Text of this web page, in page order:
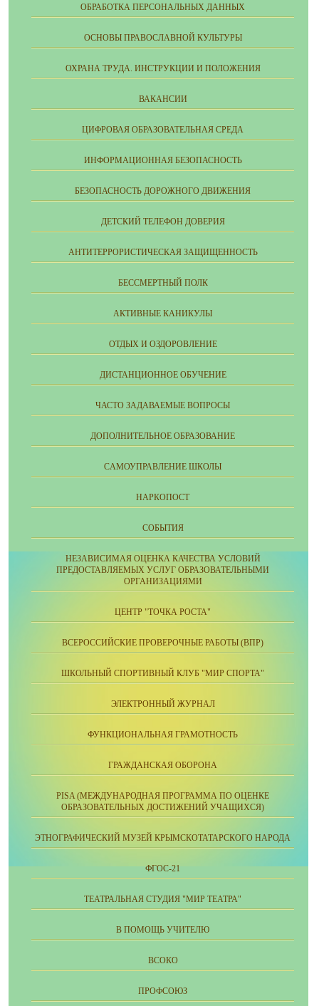
ОБРАБОТКА ПЕРСОНАЛЬНЫХ ДАННЫХ
ОСНОВЫ ПРАВОСЛАВНОЙ КУЛЬТУРЫ
ОХРАНА ТРУДА. ИНСТРУКЦИИ И ПОЛОЖЕНИЯ
ВАКАНСИИ
ЦИФРОВАЯ ОБРАЗОВАТЕЛЬНАЯ СРЕДА
ИНФОРМАЦИОННАЯ БЕЗОПАСНОСТЬ
БЕЗОПАСНОСТЬ ДОРОЖНОГО ДВИЖЕНИЯ
ДЕТСКИЙ ТЕЛЕФОН ДОВЕРИЯ
АНТИТЕРРОРИСТИЧЕСКАЯ ЗАЩИЩЕННОСТЬ
БЕССМЕРТНЫЙ ПОЛК
АКТИВНЫЕ КАНИКУЛЫ
ОТДЫХ И ОЗДОРОВЛЕНИЕ
ДИСТАНЦИОННОЕ ОБУЧЕНИЕ
ЧАСТО ЗАДАВАЕМЫЕ ВОПРОСЫ
ДОПОЛНИТЕЛЬНОЕ ОБРАЗОВАНИЕ
CАМОУПРАВЛЕНИЕ ШКОЛЫ
НАРКОПОСТ
СОБЫТИЯ
НЕЗАВИСИМАЯ ОЦЕНКА КАЧЕСТВА УСЛОВИЙ
ПРЕДОСТАВЛЯЕМЫХ УСЛУГ ОБРАЗОВАТЕЛЬНЫМИ
ОРГАНИЗАЦИЯМИ
ЦЕНТР "ТОЧКА РОСТА"
ВСЕРОССИЙСКИЕ ПРОВЕРОЧНЫЕ РАБОТЫ (ВПР)
ШКОЛЬНЫЙ СПОРТИВНЫЙ КЛУБ "МИР СПОРТА"
ЭЛЕКТРОННЫЙ ЖУРНАЛ
ФУНКЦИОНАЛЬНАЯ ГРАМОТНОСТЬ
ГРАЖДАНСКАЯ ОБОРОНА
PISA (МЕЖДУНАРОДНАЯ ПРОГРАММА ПО ОЦЕНКЕ
ОБРАЗОВАТЕЛЬНЫХ ДОСТИЖЕНИЙ УЧАЩИХСЯ)
ЭТНОГРАФИЧЕСКИЙ МУЗЕЙ КРЫМСКОТАТАРСКОГО НАРОДА
ФГОС-21
ТЕАТРАЛЬНАЯ СТУДИЯ "МИР ТЕАТРА"
В ПОМОЩЬ УЧИТЕЛЮ
ВСОКО
ПРОФСОЮЗ